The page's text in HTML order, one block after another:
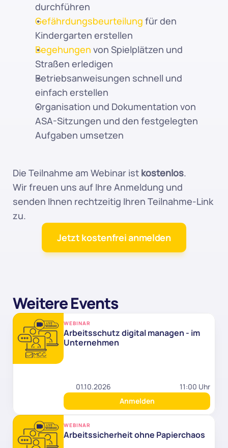
durchführen
Gefährdungsbeurteilung für den
Kindergarten erstellen
Begehungen von Spielplätzen und
Straßen erledigen
Betriebsanweisungen schnell und
einfach erstellen
Organisation und Dokumentation von
ASA-Sitzungen und den festgelegten
Aufgaben umsetzen
Die Teilnahme am Webinar ist kostenlos.
Wir freuen uns auf Ihre Anmeldung und
senden Ihnen rechtzeitig Ihren Teilnahme-Link
zu.
Jetzt kostenfrei anmelden
Weitere Events
WEBINAR
Arbeitsschutz digital managen - im
Unternehmen
01.10.2026
11:00 Uhr
Anmelden
WEBINAR
Arbeitssicherheit ohne Papierchaos